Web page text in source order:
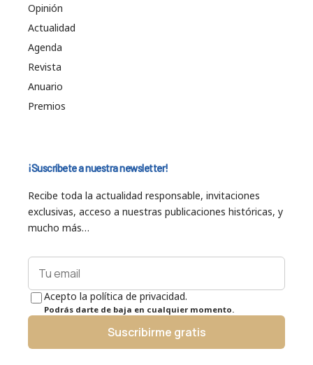
Opinión
Actualidad
Agenda
Revista
Anuario
Premios
¡Suscríbete a nuestra newsletter!
Recibe toda la actualidad responsable, invitaciones
exclusivas, acceso a nuestras publicaciones históricas, y
mucho más…
Acepto la política de privacidad.
Podrás darte de baja en cualquier momento.
Suscribirme gratis